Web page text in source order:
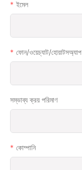
ইমেল
ফোন/ওয়েচ্যাট/হোয়াটসঅ্যাপ
সম্ভাব্য ক্রয় পরিমাণ
কোম্পানি